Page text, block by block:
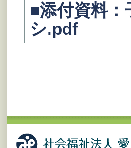
■添付資料
シ.pdf